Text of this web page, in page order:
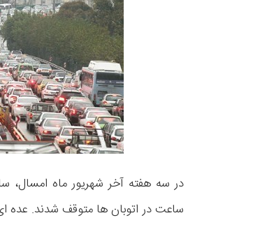
در سه هفته آخر شهریور ماه امسال،
ساعت در اتوبان ها متوقف شدند. عده ای